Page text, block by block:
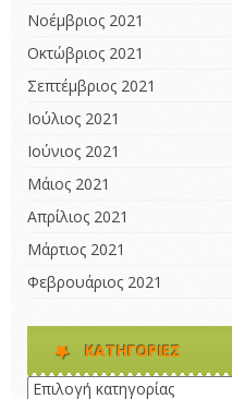
Νοέμβριος 2021
Οκτώβριος 2021
Σεπτέμβριος 2021
Ιούλιος 2021
Ιούνιος 2021
Μάιος 2021
Απρίλιος 2021
Μάρτιος 2021
Φεβρουάριος 2021
KΑΤΗΓΟΡΊΕΣ
Kατηγορίες